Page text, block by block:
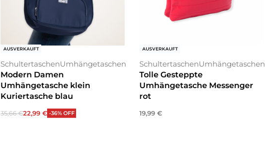
AUSVERKAUFT
SchultertaschenUmhängetaschen
Modern Damen
Umhängetasche klein
Kuriertasche blau
35,66€22,99 € -36% OFF
AUSVERKAUFT
SchultertaschenUmhängetaschen
Tolle Gesteppte
Umhängetasche Messenger
rot
19,99 €